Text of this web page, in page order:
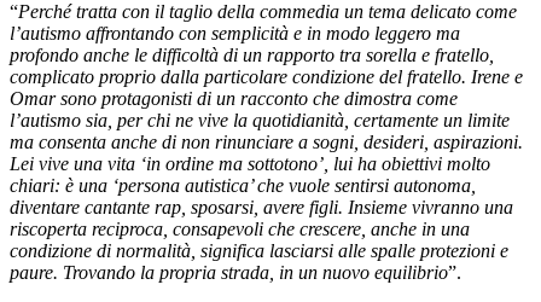
“Perché tratta con il taglio della commedia un tema delicato come
l’autismo affrontando con semplicità e in modo leggero ma
profondo anche le difficoltà di un rapporto tra sorella e fratello,
complicato proprio dalla particolare condizione del fratello. Irene e
Omar sono protagonisti di un racconto che dimostra come
l’autismo sia, per chi ne vive la quotidianità, certamente un limite
ma consenta anche di non rinunciare a sogni, desideri, aspirazioni.
Lei vive una vita ‘in ordine ma sottotono’, lui ha obiettivi molto
chiari: è una ‘persona autistica’ che vuole sentirsi autonoma,
diventare cantante rap, sposarsi, avere figli. Insieme vivranno una
riscoperta reciproca, consapevoli che crescere, anche in una
condizione di normalità, significa lasciarsi alle spalle protezioni e
paure. Trovando la propria strada, in un nuovo equilibrio”.